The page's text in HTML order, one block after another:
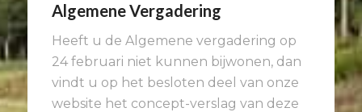
Algemene Vergadering
Heeft u de Algemene vergadering op
24 februari niet kunnen bijwonen, dan
vindt u op het besloten deel van onze
website het concept-verslag van deze